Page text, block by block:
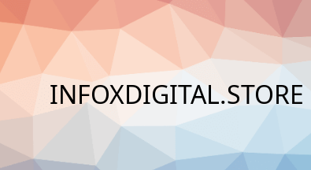
INFOXDIGITAL.STORE